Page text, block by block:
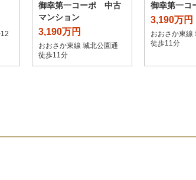
御幸第一コーポ 中古
マンション
3,190万円
おおさか東線 城北公園通
徒歩11分
御幸第一コ
3,190万円
おおさか東線
徒歩11分